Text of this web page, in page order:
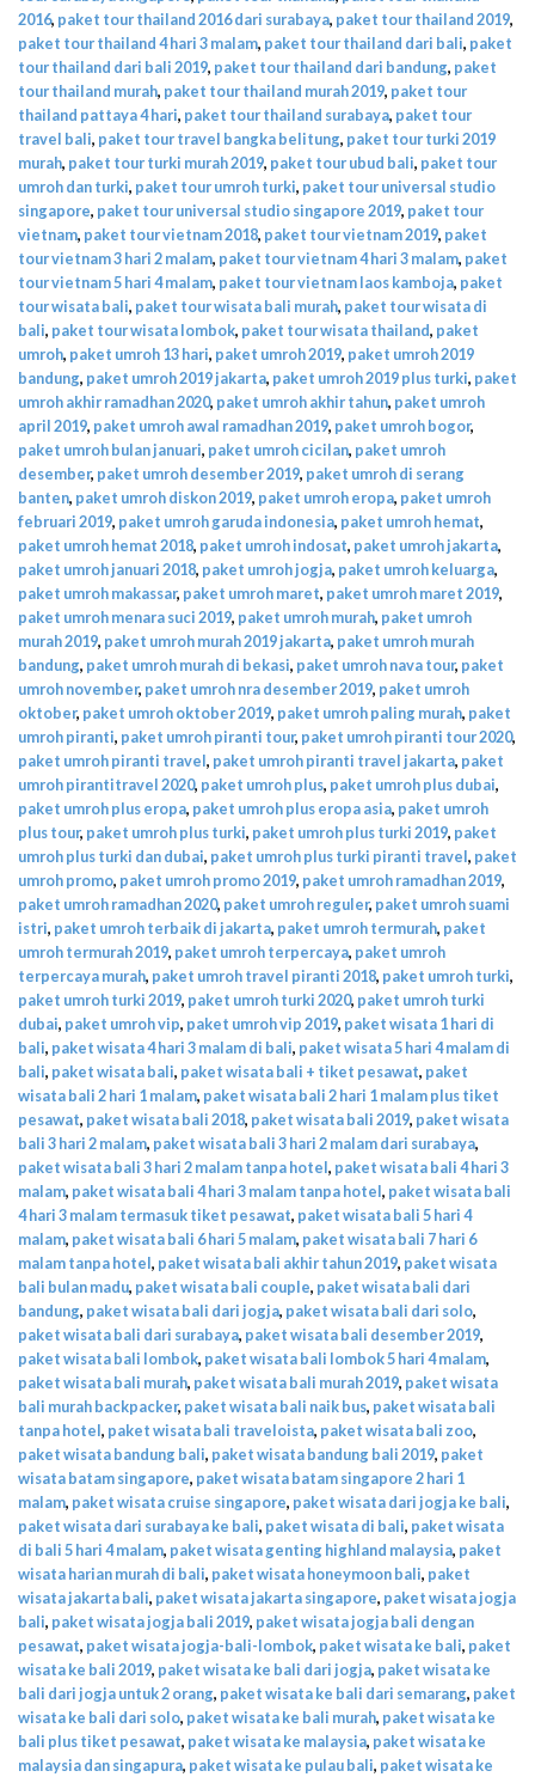
2016, paket tour thailand 2016 dari surabaya, paket tour thailand 2019,
paket tour thailand 4 hari 3 malam, paket tour thailand dari bali, paket
tour thailand dari bali 2019, paket tour thailand dari bandung, paket
tour thailand murah, paket tour thailand murah 2019, paket tour
thailand pattaya 4 hari, paket tour thailand surabaya, paket tour
travel bali, paket tour travel bangka belitung, paket tour turki 2019
murah, paket tour turki murah 2019, paket tour ubud bali, paket tour
umroh dan turki, paket tour umroh turki, paket tour universal studio
singapore, paket tour universal studio singapore 2019, paket tour
vietnam, paket tour vietnam 2018, paket tour vietnam 2019, paket
tour vietnam 3 hari 2 malam, paket tour vietnam 4 hari 3 malam, paket
tour vietnam 5 hari 4 malam, paket tour vietnam laos kamboja, paket
tour wisata bali, paket tour wisata bali murah, paket tour wisata di
bali, paket tour wisata lombok, paket tour wisata thailand, paket
umroh, paket umroh 13 hari, paket umroh 2019, paket umroh 2019
bandung, paket umroh 2019 jakarta, paket umroh 2019 plus turki, paket
umroh akhir ramadhan 2020, paket umroh akhir tahun, paket umroh
april 2019, paket umroh awal ramadhan 2019, paket umroh bogor,
paket umroh bulan januari, paket umroh cicilan, paket umroh
desember, paket umroh desember 2019, paket umroh di serang
banten, paket umroh diskon 2019, paket umroh eropa, paket umroh
februari 2019, paket umroh garuda indonesia, paket umroh hemat,
paket umroh hemat 2018, paket umroh indosat, paket umroh jakarta,
paket umroh januari 2018, paket umroh jogja, paket umroh keluarga,
paket umroh makassar, paket umroh maret, paket umroh maret 2019,
paket umroh menara suci 2019, paket umroh murah, paket umroh
murah 2019, paket umroh murah 2019 jakarta, paket umroh murah
bandung, paket umroh murah di bekasi, paket umroh nava tour, paket
umroh november, paket umroh nra desember 2019, paket umroh
oktober, paket umroh oktober 2019, paket umroh paling murah, paket
umroh piranti, paket umroh piranti tour, paket umroh piranti tour 2020,
paket umroh piranti travel, paket umroh piranti travel jakarta, paket
umroh pirantitravel 2020, paket umroh plus, paket umroh plus dubai,
paket umroh plus eropa, paket umroh plus eropa asia, paket umroh
plus tour, paket umroh plus turki, paket umroh plus turki 2019, paket
umroh plus turki dan dubai, paket umroh plus turki piranti travel, paket
umroh promo, paket umroh promo 2019, paket umroh ramadhan 2019,
paket umroh ramadhan 2020, paket umroh reguler, paket umroh suami
istri, paket umroh terbaik di jakarta, paket umroh termurah, paket
umroh termurah 2019, paket umroh terpercaya, paket umroh
terpercaya murah, paket umroh travel piranti 2018, paket umroh turki,
paket umroh turki 2019, paket umroh turki 2020, paket umroh turki
dubai, paket umroh vip, paket umroh vip 2019, paket wisata 1 hari di
bali, paket wisata 4 hari 3 malam di bali, paket wisata 5 hari 4 malam di
bali, paket wisata bali, paket wisata bali + tiket pesawat, paket
wisata bali 2 hari 1 malam, paket wisata bali 2 hari 1 malam plus tiket
pesawat, paket wisata bali 2018, paket wisata bali 2019, paket wisata
bali 3 hari 2 malam, paket wisata bali 3 hari 2 malam dari surabaya,
paket wisata bali 3 hari 2 malam tanpa hotel, paket wisata bali 4 hari 3
malam, paket wisata bali 4 hari 3 malam tanpa hotel, paket wisata bali
4 hari 3 malam termasuk tiket pesawat, paket wisata bali 5 hari 4
malam, paket wisata bali 6 hari 5 malam, paket wisata bali 7 hari 6
malam tanpa hotel, paket wisata bali akhir tahun 2019, paket wisata
bali bulan madu, paket wisata bali couple, paket wisata bali dari
bandung, paket wisata bali dari jogja, paket wisata bali dari solo,
paket wisata bali dari surabaya, paket wisata bali desember 2019,
paket wisata bali lombok, paket wisata bali lombok 5 hari 4 malam,
paket wisata bali murah, paket wisata bali murah 2019, paket wisata
bali murah backpacker, paket wisata bali naik bus, paket wisata bali
tanpa hotel, paket wisata bali traveloista, paket wisata bali zoo,
paket wisata bandung bali, paket wisata bandung bali 2019, paket
wisata batam singapore, paket wisata batam singapore 2 hari 1
malam, paket wisata cruise singapore, paket wisata dari jogja ke bali,
paket wisata dari surabaya ke bali, paket wisata di bali, paket wisata
di bali 5 hari 4 malam, paket wisata genting highland malaysia, paket
wisata harian murah di bali, paket wisata honeymoon bali, paket
wisata jakarta bali, paket wisata jakarta singapore, paket wisata jogja
bali, paket wisata jogja bali 2019, paket wisata jogja bali dengan
pesawat, paket wisata jogja-bali-lombok, paket wisata ke bali, paket
wisata ke bali 2019, paket wisata ke bali dari jogja, paket wisata ke
bali dari jogja untuk 2 orang, paket wisata ke bali dari semarang, paket
wisata ke bali dari solo, paket wisata ke bali murah, paket wisata ke
bali plus tiket pesawat, paket wisata ke malaysia, paket wisata ke
malaysia dan singapura, paket wisata ke pulau bali, paket wisata ke